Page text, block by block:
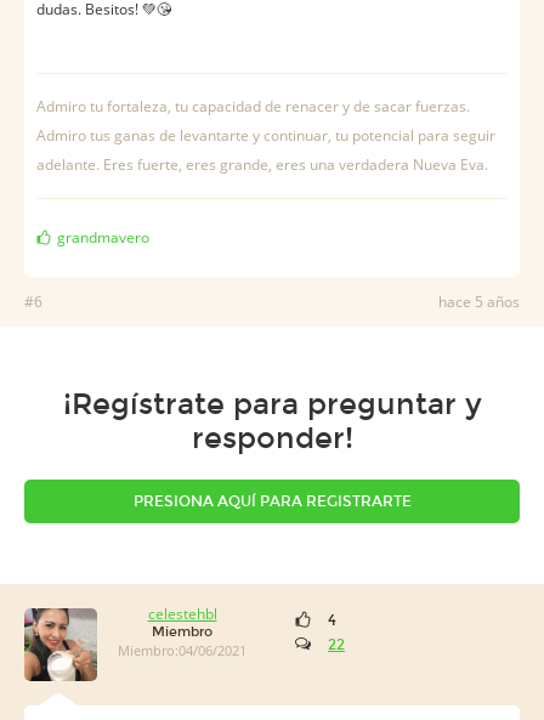
dudas. Besitos! 💚😘
Admiro tu fortaleza, tu capacidad de renacer y de sacar fuerzas.
Admiro tus ganas de levantarte y continuar, tu potencial para seguir
adelante. Eres fuerte, eres grande, eres una verdadera Nueva Eva.
grandmavero
#6 hace 5 años
¡Regístrate para preguntar y
responder!
PRESIONA AQUÍ PARA REGISTRARTE
celestehbl
Miembro
Miembro:04/06/2021
4
22